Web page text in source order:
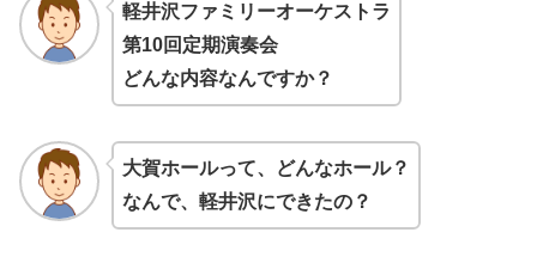
軽井沢ファミリーオーケストラ
第10回定期演奏会
どんな内容なんですか？
大賀ホールって、どんなホール？
なんで、軽井沢にできたの？